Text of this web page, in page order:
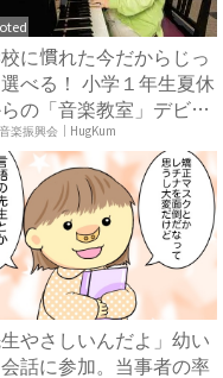
に慣れた今だからじっ
べる！ 小学１年生夏休
の「音楽教室」デビ
楽振興会｜HugKum
生やさしいんだよ」幼い
話に参加。当事者の率